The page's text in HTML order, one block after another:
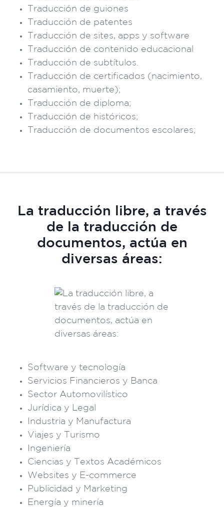
Traducción de guiones
Traducción de patentes
Traducción de sites, apps y software
Traducción de contenido educacional
Traducción de subtítulos.
Traducción de certificados (nacimiento,
casamiento, muerte);
Traducción de diploma;
Traducción de históricos;
Traducción de documentos escolares;
La traducción libre, a través
de la traducción de
documentos, actúa en
diversas áreas:
Software y tecnología
Servicios Financieros y Banca
Sector Automovilístico
Jurídica y Legal
Industria y Manufactura
Viajes y Turismo
Ingeniería
Ciencias y Textos Académicos
Websites y E-commerce
Publicidad y Marketing
Energía y minería